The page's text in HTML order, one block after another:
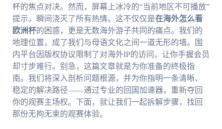
杯的焦点对决。然而，屏幕上冰冷的“当前地区不可播放”
提示，瞬间浇灭了所有热情。这不仅仅是在海外怎么看
欧洲杯的困惑，更是无数海外游子共同的痛点。我们的
地理位置，成了我们与母语文化之间一道无形的墙。国
内平台因版权协议限制了对海外IP的访问，让你手握会员
却寸步难行。别急，这篇文章就是为你准备的终极指
南。我们将深入剖析问题根源，并为你指明一条清晰、
稳定的解决路径——通过专业的回国加速器，重新夺回
你的观赛主场权。下面，就让我们一起拆解步骤，找回
那份无拘无束的观赛体验。